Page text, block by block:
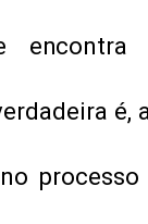
encontra
é,